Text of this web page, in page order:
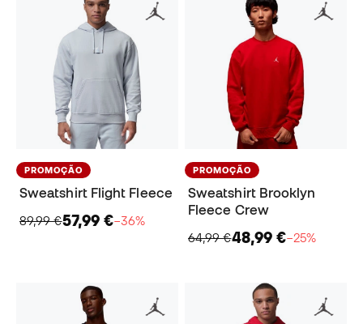
PROMOÇÃO
Sweatshirt Flight Fleece
89,99 €57,99 €−36%
PROMOÇÃO
Sweatshirt Brooklyn
Fleece Crew
64,99 €48,99 €−25%